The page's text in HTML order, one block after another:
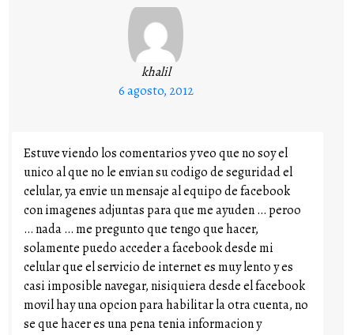
khalil
6 agosto, 2012
Estuve viendo los comentarios y veo que no soy el
unico al que no le envian su codigo de seguridad el
celular, ya envie un mensaje al equipo de facebook
con imagenes adjuntas para que me ayuden … peroo
… nada … me pregunto que tengo que hacer,
solamente puedo acceder a facebook desde mi
celular que el servicio de internet es muy lento y es
casi imposible navegar, nisiquiera desde el facebook
movil hay una opcion para habilitar la otra cuenta, no
se que hacer es una pena tenia informacion y